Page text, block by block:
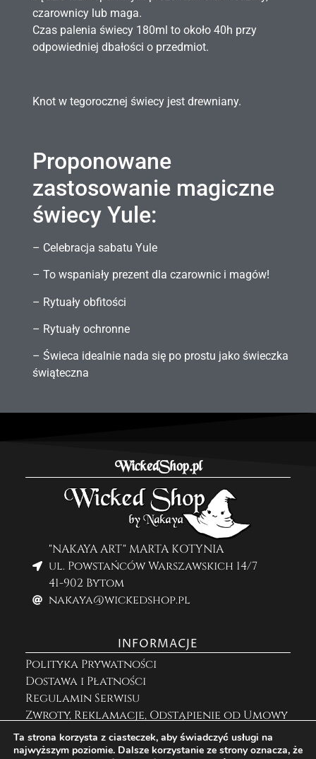
czarownicy lub maga.
Czas palenia świecy 180ml to około 40h przy
odpowiedniej dbałości o przedmiot.
Knot w tegorocznej świecy jest drewniany.
Proponowane
zastosowanie magiczne
świecy Yule:
– Celebracja sabatu Yule
– To wspaniały prezent dla czarownic i magów!
– Rytuały obfitości
– Rytuały ochronne
– Świeca idealnie nada się po prostu jako świeczka
świąteczna
WickedShop.pl
"NAKAYA ART" MARTA KOTYNIA
ul. Powstańców Warszawskich 14/7
41-902 Bytom
nakaya@wickedshop.pl
INFORMACJE
Polityka Prywatności
Dostawa i Płatności
Regulamin Serwisu
Zwroty, Reklamacje, Odstąpienie od Umowy
ZNAJDZIESZ MNIE NA
Ta strona korzysta z ciasteczek, aby świadczyć usługi na
najwyższym poziomie. Dalsze korzystanie ze strony oznacza, że